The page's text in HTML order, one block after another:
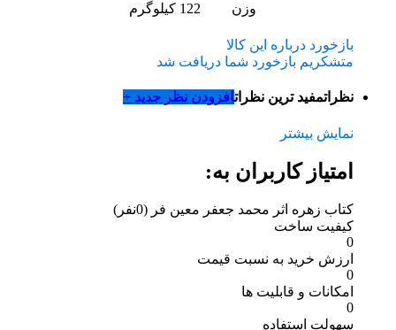
وزن 122 کیلوگرم
بازخورد درباره این کالا
متشکریم بازخورد شما دریافت شد
نظراتمفید ترین نظراتافزودن نظر جدید +
نمایش بیشتر
امتیاز کاربران به:
کتاب زهره اثر محمد جعفر معین فر (0نفر)
کیفیت ساخت
0
ارزش خرید به نسبت قیمت
0
امکانات و قابلیت ها
0
سهولت استفاده